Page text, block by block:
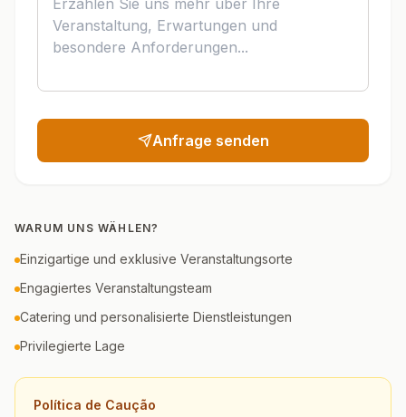
Anfrage senden
WARUM UNS WÄHLEN?
Einzigartige und exklusive Veranstaltungsorte
Engagiertes Veranstaltungsteam
Catering und personalisierte Dienstleistungen
Privilegierte Lage
Política de Caução